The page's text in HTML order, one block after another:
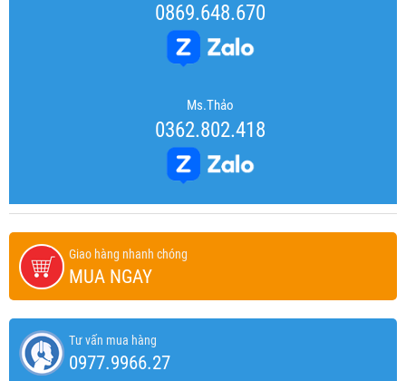
0869.648.670
Ms.Thảo
0362.802.418
Giao hàng nhanh chóng
MUA NGAY
Tư vấn mua hàng
0977.9966.27